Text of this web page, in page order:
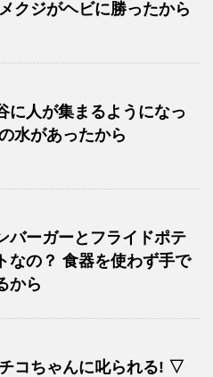
クジがヘビに勝ったから
に人が集まるようになっ
水があったから
バーガーとフライドポテ
なの？ 食器を使わず手で
から
コちゃんに叱られる! ▽